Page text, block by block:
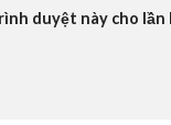
duyệt này cho lần